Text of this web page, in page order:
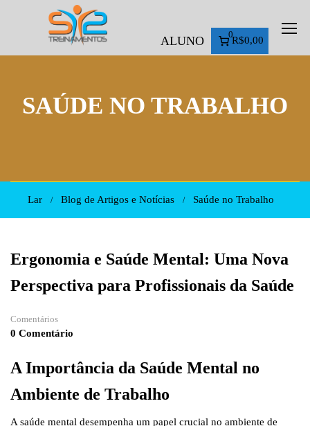
ALUNO 0
R$0,00
SAÚDE NO TRABALHO
Lar Blog de Artigos e Notícias Saúde no Trabalho
Ergonomia e Saúde Mental: Uma Nova
Perspectiva para Profissionais da Saúde
Comentários
0 Comentário
A Importância da Saúde Mental no
Ambiente de Trabalho
A saúde mental desempenha um papel crucial no ambiente de